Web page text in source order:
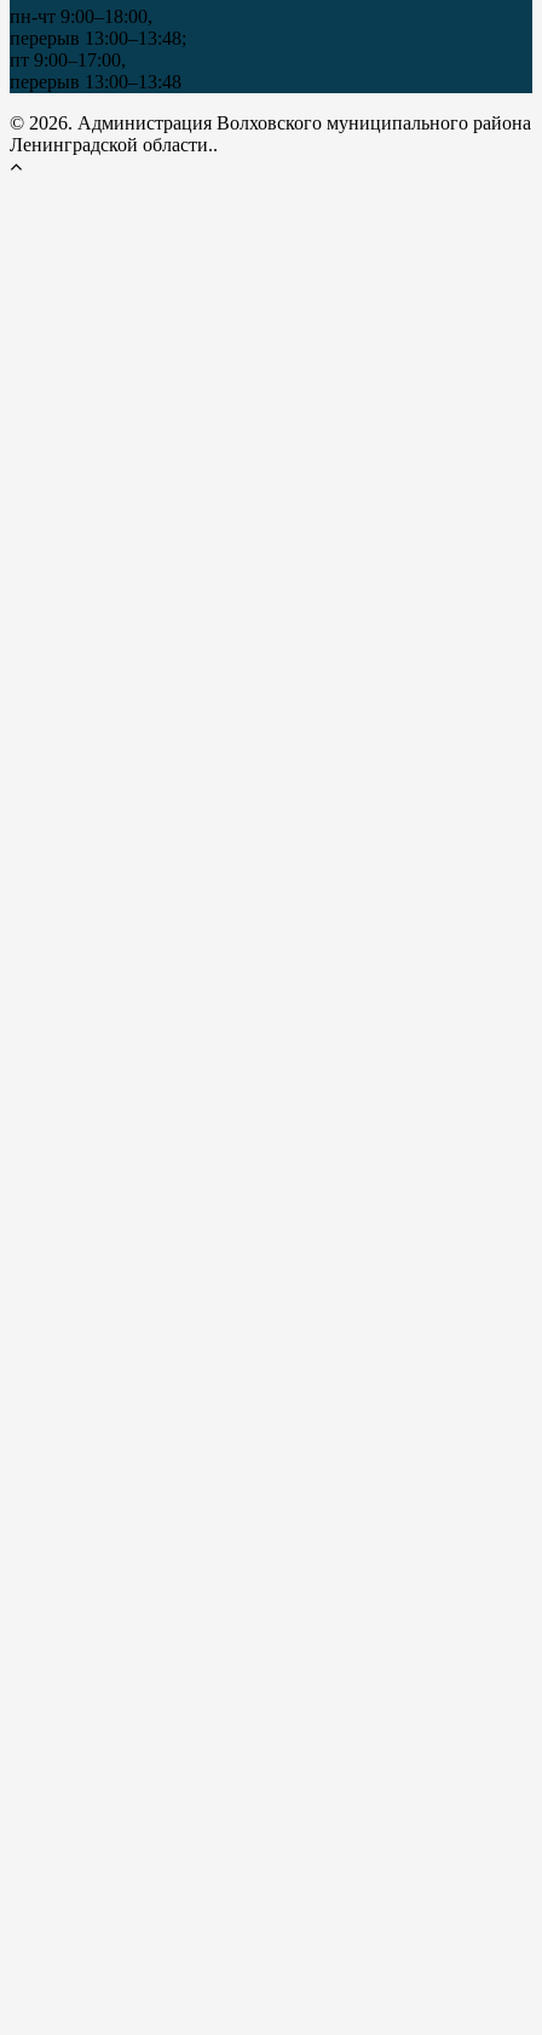
пн-чт 9:00–18:00,
перерыв 13:00–13:48;
пт 9:00–17:00,
перерыв 13:00–13:48
© 2026. Администрация Волховского муниципального района
Ленинградской области..